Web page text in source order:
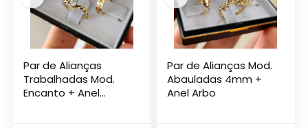
Par de Alianças
Trabalhadas Mod.
Encanto + Anel
Par de Alianças Mod.
Abauladas 4mm +
Anel Arbo